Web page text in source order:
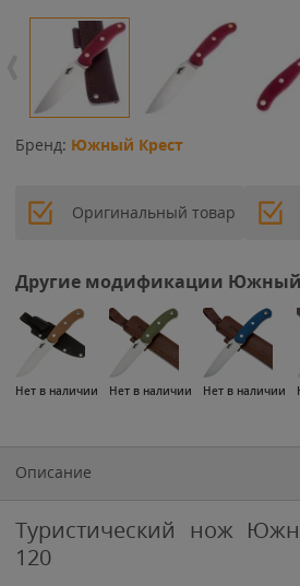
Бренд: Южный Крест
Оригинальный товар
Другие модификации Южный
Нет в наличии Нет в наличии Нет в наличии
Описание
Туристический нож
120